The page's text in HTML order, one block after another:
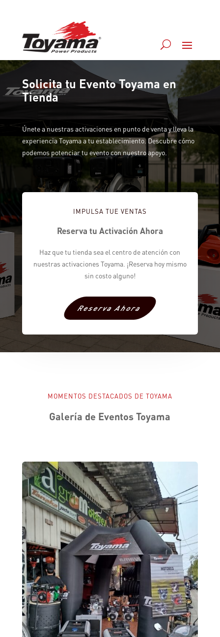
Solicita tu Evento Toyama en
Tienda
Únete a nuestras activaciones en punto de venta y lleva la
experiencia Toyama a tu establecimiento. Descubre cómo
podemos potenciar tu evento con nuestro apoyo.
IMPULSA TUE VENTAS
Reserva tu Activación Ahora
Haz que tu tienda sea el centro de atención con
nuestras activaciones Toyama. ¡Reserva hoy mismo
sin costo alguno!
Reserva Ahora
MOMENTOS DESTACADOS DE TOYAMA
Galería de Eventos Toyama